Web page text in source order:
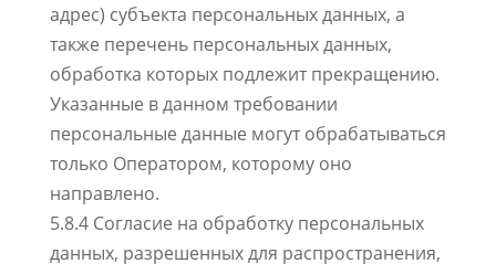
адрес) субъекта персональных данных, а
также перечень персональных данных,
обработка которых подлежит прекращению.
Указанные в данном требовании
персональные данные могут обрабатываться
только Оператором, которому оно
направлено.
5.8.4 Согласие на обработку персональных
данных, разрешенных для распространения,